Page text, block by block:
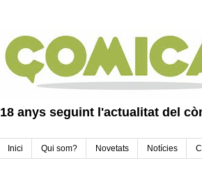
18 anys seguint l'actualitat del
Inici Qui som? Novetats Notícies